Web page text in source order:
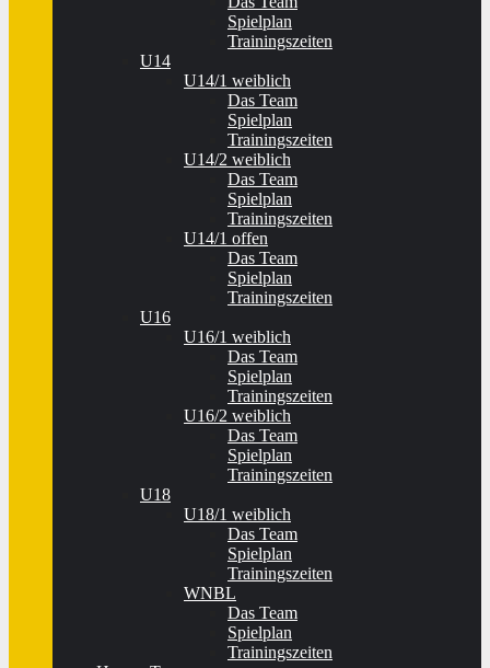
Spielplan
Trainingszeiten
U14
U14/1 weiblich
Das Team
Spielplan
Trainingszeiten
U14/2 weiblich
Das Team
Spielplan
Trainingszeiten
U14/1 offen
Das Team
Spielplan
Trainingszeiten
U16
U16/1 weiblich
Das Team
Spielplan
Trainingszeiten
U16/2 weiblich
Das Team
Spielplan
Trainingszeiten
U18
U18/1 weiblich
Das Team
Spielplan
Trainingszeiten
WNBL
Das Team
Spielplan
Trainingszeiten